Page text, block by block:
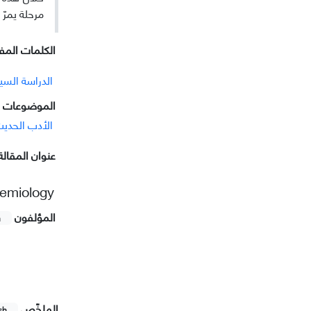
مرحلة
الکلمات
الدراسة
الموضوعات
الأدب
عنوان
المؤلفون